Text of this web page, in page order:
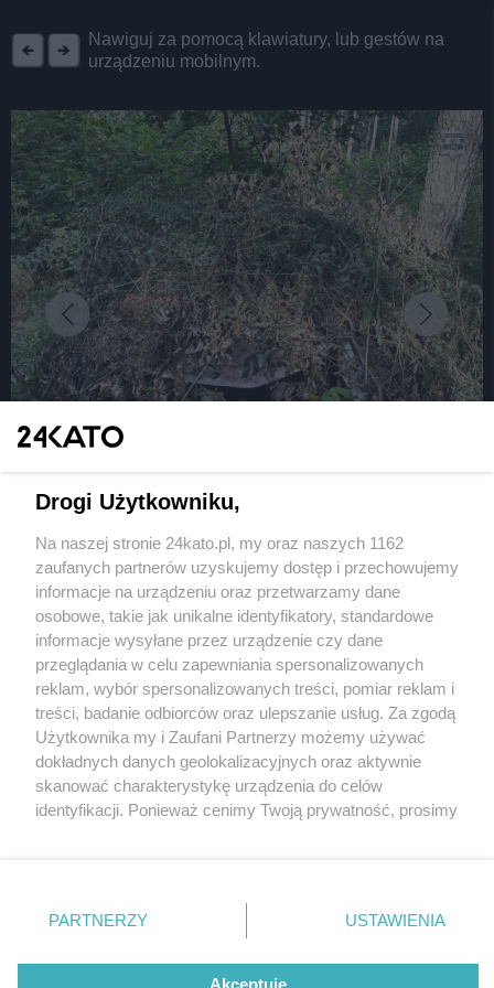
Nawiguj za pomocą klawiatury, lub gestów na
urządzeniu mobilnym.
fot: Policja Śląska
Koczownik w Lesie Murckowskim. 45-latek
ukrywał się przed wymiarem sprawiedliwości w
zakamuflowanym namiocie
2 / 4
Koczownik Las Murckowski 1
Copy
latek ścigany listem gończym.
Wydawca mediów lokalnych
Nie zapomnij
zapoznać się z:
polityką prywatności regulamin korzystania z portali
Twojemiasto
Piekary Śląskie
Chorzów
Tarnowskie Góry
Gliwice
Skontakuj sięz nami
Kontakt
Wydawca
Redakcja
Drogi Użytkowniku,
Na naszej stronie 24kato.pl, my oraz naszych 1162
zaufanych partnerów uzyskujemy dostęp i przechowujemy
informacje na urządzeniu oraz przetwarzamy dane
osobowe, takie jak unikalne identyfikatory, standardowe
informacje wysyłane przez urządzenie czy dane
przeglądania w celu zapewniania spersonalizowanych
reklam, wybór spersonalizowanych treści, pomiar reklam i
treści, badanie odbiorców oraz ulepszanie usług. Za zgodą
Użytkownika my i Zaufani Partnerzy możemy używać
dokładnych danych geolokalizacyjnych oraz aktywnie
skanować charakterystykę urządzenia do celów
identyfikacji. Ponieważ cenimy Twoją prywatność, prosimy
prywatności znajdujący się w lewym dolnym rogu strony
. Niektóre rodzaje przetwarzania danych nie wymagają
zgody użytkownika, ale masz prawo sprzeciwić się
takiemu przetwarzaniu. Preferencje będą miały
PARTNERZY USTAWIENIA
Akceptuję